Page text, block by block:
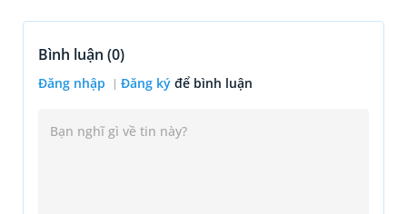
Bình luận (0)
Đăng nhập Đăng ký để bình luận